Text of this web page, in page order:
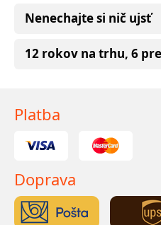
Nenechajte si nič ujsť
12 rokov na trhu, 6
Platba
Doprava